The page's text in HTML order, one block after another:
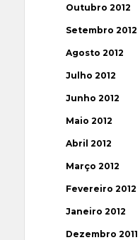
Outubro 2012
Setembro 2012
Agosto 2012
Julho 2012
Junho 2012
Maio 2012
Abril 2012
Março 2012
Fevereiro 2012
Janeiro 2012
Dezembro 2011